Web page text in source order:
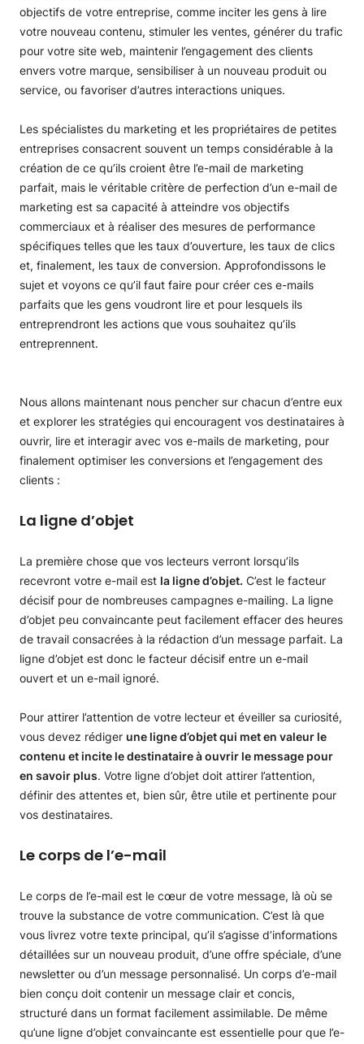
objectifs de votre entreprise, comme inciter les gens à lire
votre nouveau contenu, stimuler les ventes, générer du trafic
pour votre site web, maintenir l’engagement des clients
envers votre marque, sensibiliser à un nouveau produit ou
service, ou favoriser d’autres interactions uniques.
Les spécialistes du marketing et les propriétaires de petites
entreprises consacrent souvent un temps considérable à la
création de ce qu’ils croient être l’e-mail de marketing
parfait, mais le véritable critère de perfection d’un e-mail de
marketing est sa capacité à atteindre vos objectifs
commerciaux et à réaliser des mesures de performance
spécifiques telles que les taux d’ouverture, les taux de clics
et, finalement, les taux de conversion. Approfondissons le
sujet et voyons ce qu’il faut faire pour créer ces e-mails
parfaits que les gens voudront lire et pour lesquels ils
entreprendront les actions que vous souhaitez qu’ils
entreprennent.
Nous allons maintenant nous pencher sur chacun d’entre eux
et explorer les stratégies qui encouragent vos destinataires à
ouvrir, lire et interagir avec vos e-mails de marketing, pour
finalement optimiser les conversions et l’engagement des
clients :
La ligne d’objet
La première chose que vos lecteurs verront lorsqu’ils
recevront votre e-mail est la ligne d’objet. C’est le facteur
décisif pour de nombreuses campagnes e-mailing. La ligne
d’objet peu convaincante peut facilement effacer des heures
de travail consacrées à la rédaction d’un message parfait. La
ligne d’objet est donc le facteur décisif entre un e-mail
ouvert et un e-mail ignoré.
Pour attirer l’attention de votre lecteur et éveiller sa curiosité,
vous devez rédiger une ligne d’objet qui met en valeur le
contenu et incite le destinataire à ouvrir le message pour
en savoir plus. Votre ligne d’objet doit attirer l’attention,
définir des attentes et, bien sûr, être utile et pertinente pour
vos destinataires.
Le corps de l’e-mail
Le corps de l’e-mail est le cœur de votre message, là où se
trouve la substance de votre communication. C’est là que
vous livrez votre texte principal, qu’il s’agisse d’informations
détaillées sur un nouveau produit, d’une offre spéciale, d’une
newsletter ou d’un message personnalisé. Un corps d’e-mail
bien conçu doit contenir un message clair et concis,
structuré dans un format facilement assimilable. De même
qu’une ligne d’objet convaincante est essentielle pour que l’e-